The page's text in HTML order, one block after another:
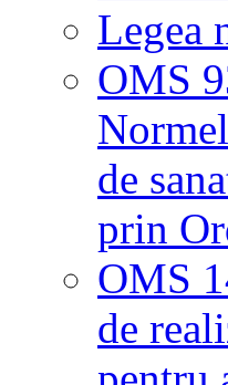
Legea
OMS
de
prin
OMS
de